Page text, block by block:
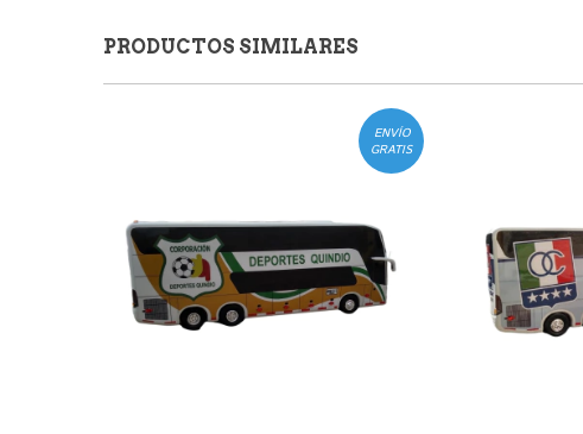
PRODUCTOS SIMILARES
ENVÍO
GRATIS